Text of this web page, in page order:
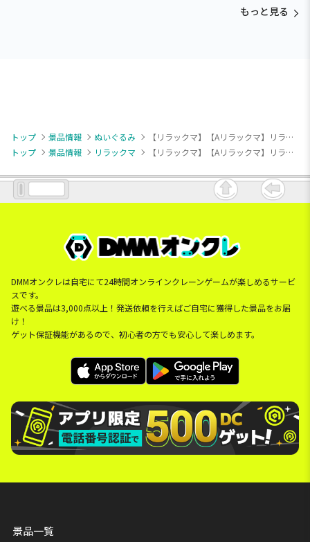
もっと見る
トップ 景品情報 ぬいぐるみ
【リラックマ】【Aリラックマ】リラックマ ふりむきぬいぐるみBIG
トップ
景品情報 リラックマ 【リラックマ】【Aリラックマ】リラックマ ふりむきぬいぐるみBIG
DMMオンクレは自宅にて24時間オンラインクレーンゲームが楽しめるサービ
スです。
遊べる景品は3,000点以上！発送依頼を行えばご自宅に獲得した景品をお届
け！
ゲット保証機能があるので、初心者の方でも安心して楽しめます。
景品一覧